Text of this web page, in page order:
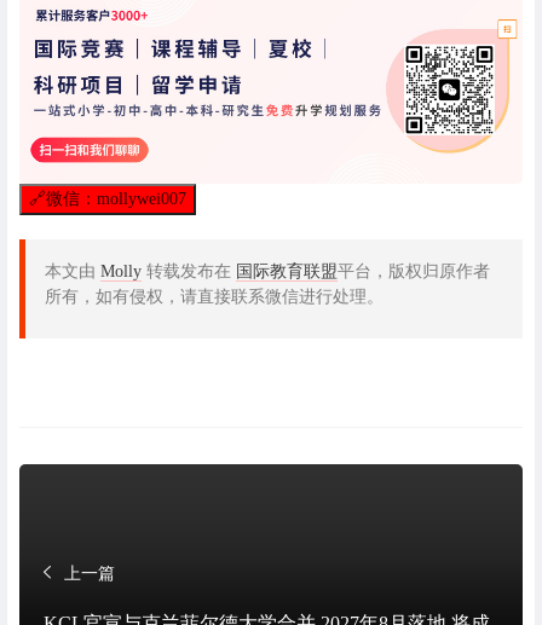
🔗微信：mollywei007
本文由 Molly 转载发布在 国际教育联盟平台，版权归原作者
所有，如有侵权，请直接联系微信进行处理。
上一篇